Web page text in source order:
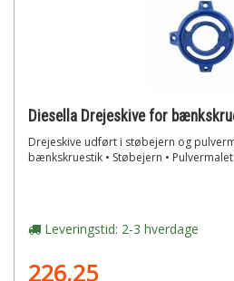
Drejeskive udført i støbejern og
bænkskruestik • Støbejern • Pulvermalet
Leveringstid: 2-3 hverdage
226,25